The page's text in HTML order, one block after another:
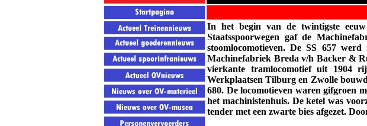
In het begin van de twintigste eeuw
Staatsspoorwegen gaf de
stoomlocomotieven. De SS 657
Machinefabriek Breda v/h Backer &
vierkante tramlocomotief uit 1904
Werkplaatsen Tilburg en Zwolle
680. De locomotieven waren gifgroen
het machinistenhuis. De ketel was
tender met een zwarte bies afgezet.